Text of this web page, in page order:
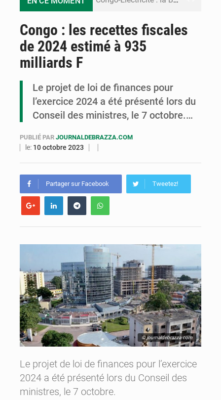
Congo : l’UDSN célèbre 393 nouveaux diplômés et mise sur l’excellence académique
Congo : les recettes fiscales
de 2024 estimé à 935
milliards F
Le projet de loi de finances pour
l’exercice 2024 a été présenté lors du
Conseil des ministres, le 7 octobre.…
PUBLIÉ PAR JOURNALDEBRAZZA.COM
le: 10 octobre 2023
Partager sur Facebook Tweetez!
© journaldebrazza.com
Le projet de loi de finances pour l’exercice
2024 a été présenté lors du Conseil des
ministres, le 7 octobre.